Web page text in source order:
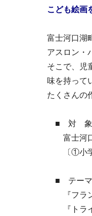
こども絵画
富士河口湖
アスロン・
そこで、児
味を持って
たくさんの
■ 対 象
富士河口湖
〔①小学
■ テーマ
『フラン
『トライア